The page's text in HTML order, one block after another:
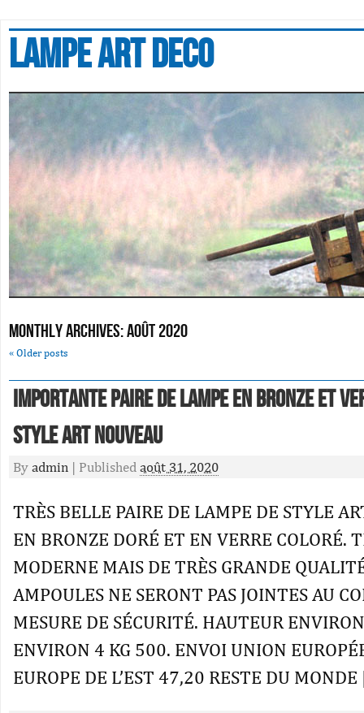
Lampe art deco
Monthly Archives:août 2020
« Older posts
Importante Paire De Lampe En Bronze Et
Style Art Nouveau
By admin | Published août 31, 2020
TRÈS BELLE PAIRE DE LAMPE DE STYLE
EN BRONZE DORÉ ET EN VERRE COLORÉ.
MODERNE MAIS DE TRÈS GRANDE
AMPOULES NE SERONT PAS JOINTES AU
MESURE DE SÉCURITÉ. HAUTEUR
ENVIRON 4 KG 500. ENVOI UNION
EUROPE DE L’EST 47,20 RESTE DU